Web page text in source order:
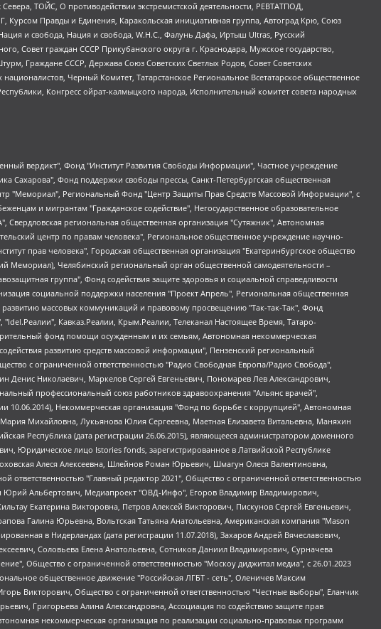
ТОЙС, О противодействии экстремистской деятельности, РЕВТАТПОД,
Правды и Единения, Каракольская инициативная группа, Автоград Крю, Союз
и свобода, Нация и свобода, W.H.С., Фалунь Дафа, Иртыш Ultras, Русский
Совет граждан СССР Прикубанского округа г. Краснодара, Мужское государство,
Граждане СССР, Держава Союз Советских Светлых Родов, Совет Советских
Черный Комитет, Татарстанское Региональное Всетатарское общественное
Конгресс ойрат-калмыцкого народа, Исполнительный комитет совета народных
Общество с ограниченной ответственностью "Как бы инагент", Кочетков Игорь Викторович, Общество с ограниченной ответственностью "Честные выборы", Еланчик Олег Александрович, Общество с ограниченной ответственностью "Нобелевский призыв", Гималова Регина Эмилевна, Григорьев Андрей Валерьевич, Григорьева Алина Александровна, Ассоциация по содействию защите прав призывников, альтернативнослужащих и военнослужащих "Правозащитная группа "Гражданин.Армия.Право", Хисамова Регина Фаритовна, Автономная некоммерческая организация по реализации социально-правовых программ "Лилит", Дальневосточное общественное движение "Маяк", Санкт-Петербургская ЛГБТ-инициативная группа "Выход", Инициативная группа ЛГБТ+ "Реверс", Алексеев Андрей Викторович, Бекбулатова Таисия Львовна, Беляев Иван Михайлович, Владыкина Елена Сергеевна, Гельман Марат Александрович, Никульшина Вероника Юрьевна, Толоконникова Надежда Андреевна, Шендерович Виктор Анатольевич, Общество с ограниченной ответственностью "Данное сообщение", Общество с ограниченной ответственностью Издательский дом "Новая глава", Айнбиндер Александра Александровна, Московский комьюнити-центр для ЛГБТ+инициатив, Благотворительный фонд развития филантропии, Deutsche Welle (Германия, Kurt-Schumacher-Strasse 3, 53113 Bonn), Борзунова Мария Михайловна, Воробьев Виктор Викторович, Голубева Анна Львовна, Константинова Алла Михайловна, Малкова Ирина Владимировна, Мурадов Мурад Абдулгалимович, Осетинская Елизавета Николаевна, Понасенков Евгений Николаевич, Ганапольский Матвей Юрьевич, Киселев Евгений Алексеевич, Борухович Ирина Григорьевна, Дремин Иван Тимофеевич, Дубровский Дмитрий Викторович, Красноярская региональная общественная организация поддержки и развития альтернативных образовательных технологий и межкультурных коммуникаций "ИНТЕРРА", Маяковская Екатерина Алексеевна, Фейгин Марк Захарович, Филимонов Андрей Викторович, Дзугкоева Регина Николаевна, Доброхотов Роман Александрович, Дудь Юрий Александрович, Елкин Сергей Владимирович, Кругликов Кирилл Игоревич, Сабунаева Мария Леонидовна, Семенов Алексей Владимирович, Шаинян Карен Багратович, Шульман Екатерина Михайловна, Асафьев Артур Валерьевич, Вахштайн Виктор Семенович, Венедиктов Алексей Алексеевич, Лушникова Екатерина Евгеньевна, Волков Леонид Михайлович, Невзоров Александр Глебович, Пархоменко Сергей Борисович, Сироткин Ярослав Николаевич, Кара-Мурза Владимир Владимирович, Баранова Наталья Владимировна, Гозман Леонид Яковлевич, Кагарлицкий Борис Юльевич, Климарев Михаил Валерьевич, Милов Владимир Станиславович, Автономная некоммерческая организация Краснодарский центр современного искусства "Типография", Моргенштерн Алишер Тагирович, Соболь Любовь Эдуардовна, Общество с ограниченной ответственностью "ЛИЗА НОРМ", Каспаров Гарри Кимович, Ходорковский Михаил Борисович, Общество с ограниченной ответственностью "Апрельские тезисы", Данилович Ирина Брониславовна, Кашин Олег Владимирович, Петров Николай Владимирович, Пивоваров Алексей Владимирович, Соколов Михаил Владимирович, Цветкова Юлия Владимировна, Чичваркин Евгений Александрович, Комитет против пыток/Команда против пыток, Общество с ограниченной ответственностью "Первый научный", Общество с ограниченной ответственностью "Вертолет и ко", Белоцерковская Вероника Борисовна, Кац Максим Евгеньевич, Лазарева Татьяна Юрьевна, Шаведдинов Руслан Табризович, Яшин Илья Валерьевич, Общество с ограниченной ответственностью "Иноагент ААВ", Алешковский Дмитрий Петрович, Альбац Евгения Марковна, Быков Дмитрий Львович, Галямина Юлия Евгеньевна, Лойко Сергей Леонидович, Мартынов Кирилл Константинович, Медведев Сергей Александрович, Крашенинников Федор Геннадиевич, Гордеева Катерина Вл